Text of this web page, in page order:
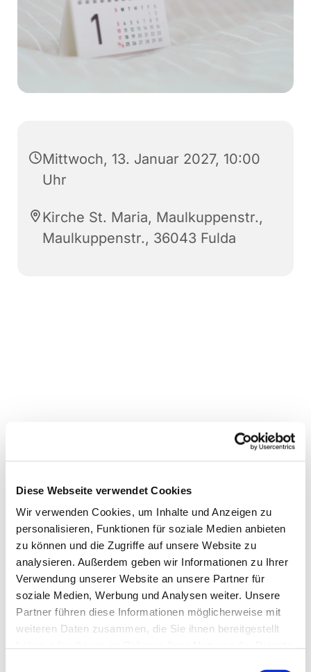
Diese Webseite verwendet Cookies
Wir verwenden Cookies, um Inhalte und Anzeigen zu
personalisieren, Funktionen für soziale Medien anbieten
zu können und die Zugriffe auf unsere Website zu
analysieren. Außerdem geben wir Informationen zu Ihrer
Verwendung unserer Website an unsere Partner für
soziale Medien, Werbung und Analysen weiter. Unsere
Partner führen diese Informationen möglicherweise mit
weiteren Daten zusammen, die Sie ihnen bereitgestellt
Mittwoch, 13. Januar 2027, 10:00
Uhr
Kirche St. Maria, Maulkuppenstr.,
Maulkuppenstr., 36043 Fulda
Dies könnte Sie auch
interessieren